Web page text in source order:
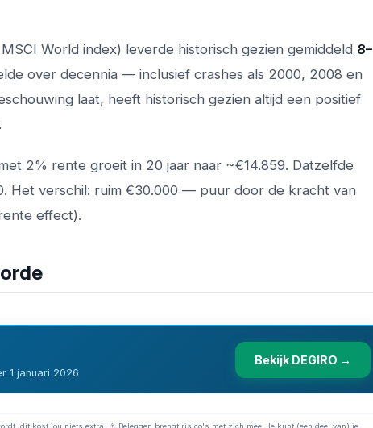
World index) leverde historisch gezien gemiddeld 8–
over decennia — inclusief crashes als 2000, 2008 en
laat, heeft historisch gezien altijd een positief
2% rente groeit in 20 jaar naar ~€14.859. Datzelfde
Het verschil: ruim €30.000 — puur door de kracht van
effect).
1 januari 2026
Bekijk DEGIRO →
dit kost jou niets extra. ⚠️ Beleggen brengt risico's met zich mee. Je kunt (een deel van) je